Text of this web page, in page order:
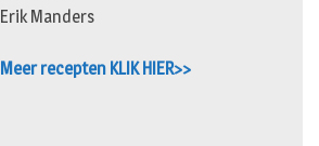
Erik Manders
Meer recepten KLIK HIER>>